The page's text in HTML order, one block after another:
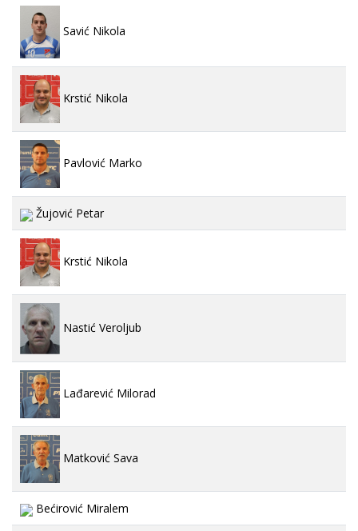
Savić Nikola
Krstić Nikola
Pavlović Marko
Žujović Petar
Krstić Nikola
Nastić Veroljub
Lađarević Milorad
Matković Sava
Bećirović Miralem